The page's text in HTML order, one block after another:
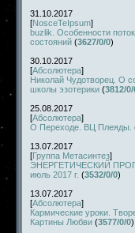
31.10.2017
[NosceTeIpsum]
buzlik. Особенности
состояний (3627/0/0)
30.10.2017
[Абсолютера]
Николай Чудотворец. О
школы эзотерики (3812/0/
25.08.2017
[Абсолютера]
О Переходе. ВЦ Плеяды.
13.07.2017
[Группа Метасинтез]
ЭНЕРГЕТИЧЕСКИЙ
июль 2017 г. (3532/0/0)
13.07.2017
[Абсолютера]
Кармические уроки.
Картины Любви (3577/0/0)